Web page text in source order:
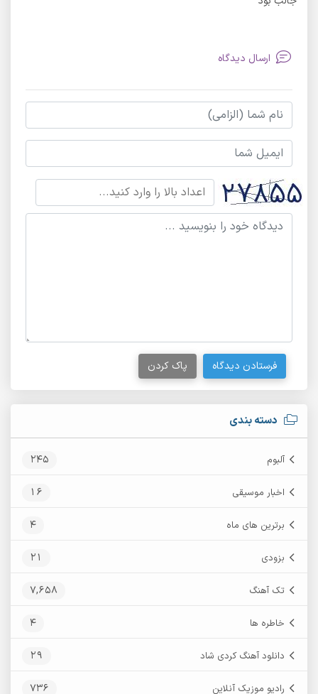
دسته بندی
آلبوم 245
اخبار موسیقی 16
برترین های ماه 4
بزودی 21
تک آهنگ 7,658
خاطره ها 4
دانلود آهنگ کردی شاد 29
رادیو موزیک آنلاین 736
ارسال دیدگاه
فرستادن دیدگاه پاک کردن